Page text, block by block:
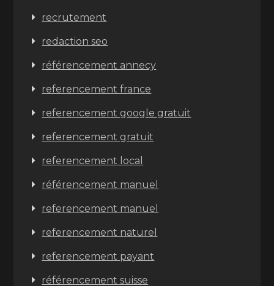
recrutement
redaction seo
référencement annecy
referencement france
referencement google gratuit
referencement gratuit
referencement local
référencement manuel
referencement manuel
referencement naturel
referencement payant
référencement suisse